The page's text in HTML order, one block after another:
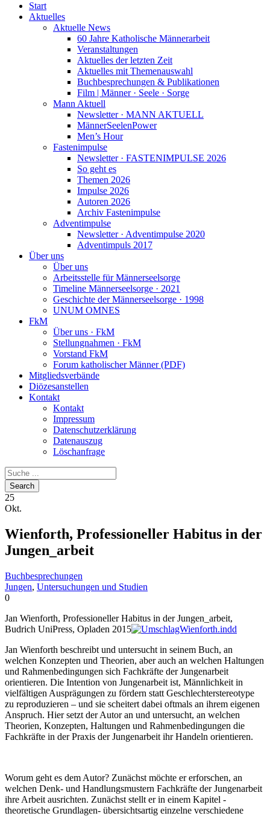
Start
Aktuelles
Aktuelle News
60 Jahre Katholische Männerarbeit
Veranstaltungen
Aktuelles der letzten Zeit
Aktuelles mit Themenauswahl
Buchbesprechungen & Publikationen
Film | Männer · Seele · Sorge
Mann Aktuell
Newsletter · MANN AKTUELL
MännerSeelenPower
Men’s Hour
Fastenimpulse
Newsletter · FASTENIMPULSE 2026
So geht es
Themen 2026
Impulse 2026
Autoren 2026
Archiv Fastenimpulse
Adventimpulse
Newsletter · Adventimpulse 2020
Adventimpuls 2017
Über uns
Über uns
Arbeitsstelle für Männerseelsorge
Timeline Männerseelsorge · 2021
Geschichte der Männerseelsorge · 1998
UNUM OMNES
FkM
Über uns · FkM
Stellungnahmen · FkM
Vorstand FkM
Forum katholischer Männer (PDF)
Mitgliedsverbände
Diözesanstellen
Kontakt
Kontakt
Impressum
Datenschutzerklärung
Datenauszug
Löschanfrage
25
Okt.
Wienforth, Professioneller Habitus in der
Jungen_arbeit
Buchbesprechungen
Jungen, Untersuchungen und Studien
0
Jan Wienforth, Professioneller Habitus in der Jungen_arbeit,
Budrich UniPress, Opladen 2015
Jan Wienforth beschreibt und untersucht in seinem Buch, an
welchen Konzepten und Theorien, aber auch an welchen Haltungen
und Rahmenbedingungen sich Fachkräfte der Jungenarbeit
orientieren. Die Intention von Jungenarbeit ist, Männlichkeit in
vielfältigen Ausprägungen zu fördern statt Geschlechterstereotype
zu reproduzieren – und sie scheitert dabei oftmals an ihrem eigenen
Anspruch. Hier setzt der Autor an und untersucht, an welchen
Theorien, Konzepten, Haltungen und Rahmenbedingungen die
Fachkräfte in der Praxis der Jungenarbeit ihr Handeln orientieren.
Worum geht es dem Autor? Zunächst möchte er erforschen, an
welchen Denk- und Handlungsmustern Fachkräfte der Jungenarbeit
ihre Arbeit ausrichten. Zunächst stellt er in einem Kapitel -
theoretische Grundlagen- übersichtsartig einzelne verschiedene